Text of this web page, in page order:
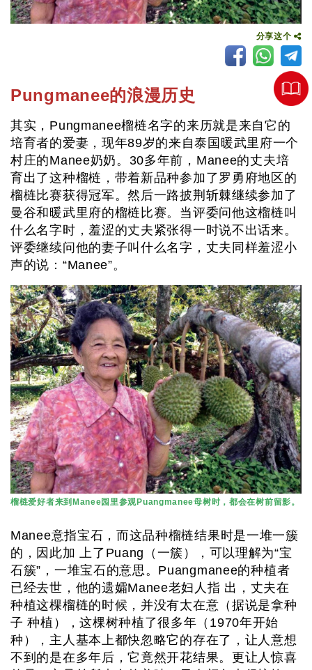
分享这个
Pungmanee的浪漫历史
其实，Pungmanee榴梿名字的来历就是来自它的
培育者的爱妻，现年89岁的来自泰国暖武里府一个
村庄的Manee奶奶。30多年前，Manee的丈夫培
育出了这种榴梿，带着新品种参加了罗勇府地区的
榴梿比赛获得冠军。然后一路披荆斩棘继续参加了
曼谷和暖武里府的榴梿比赛。当评委问他这榴梿叫
什么名字时，羞涩的丈夫紧张得一时说不出话来。
评委继续问他的妻子叫什么名字，丈夫同样羞涩小
声的说：“Manee”。
榴梿爱好者来到Manee园里参观Puangmanee母树时，都会在树前留影。
Manee意指宝石，而这品种榴梿结果时是一堆一簇
的，因此加 上了Puang（一簇），可以理解为“宝
石簇”，一堆宝石的意思。Puangmanee的种植者
已经去世，他的遗孀Manee老妇人指 出，丈夫在
种植这棵榴梿的时候，并没有太在意（据说是拿种
子 种植），这棵树种植了很多年（1970年开始
种），主人基本上都快忽略它的存在了，让人意想
不到的是在多年后，它竟然开花结果。更让人惊喜